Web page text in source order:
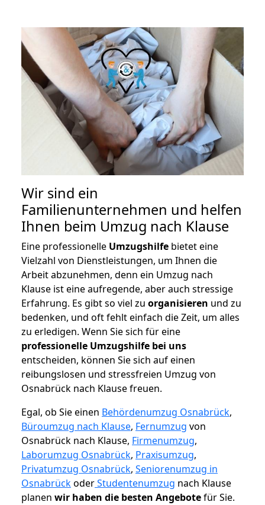
Wir sind ein
Familienunternehmen und helfen
Ihnen beim Umzug nach Klause
Eine professionelle Umzugshilfe bietet eine
Vielzahl von Dienstleistungen, um Ihnen die
Arbeit abzunehmen, denn ein Umzug nach
Klause ist eine aufregende, aber auch stressige
Erfahrung. Es gibt so viel zu organisieren und zu
bedenken, und oft fehlt einfach die Zeit, um alles
zu erledigen. Wenn Sie sich für eine
professionelle Umzugshilfe bei uns
entscheiden, können Sie sich auf einen
reibungslosen und stressfreien Umzug von
Osnabrück nach Klause freuen.
Egal, ob Sie einen Behördenumzug Osnabrück,
Büroumzug nach Klause, Fernumzug von
Osnabrück nach Klause, Firmenumzug,
Laborumzug Osnabrück, Praxisumzug,
Privatumzug Osnabrück, Seniorenumzug in
OsnabrückoderStudentenumzug nach Klause
planen wir haben die besten Angebotefür Sie.